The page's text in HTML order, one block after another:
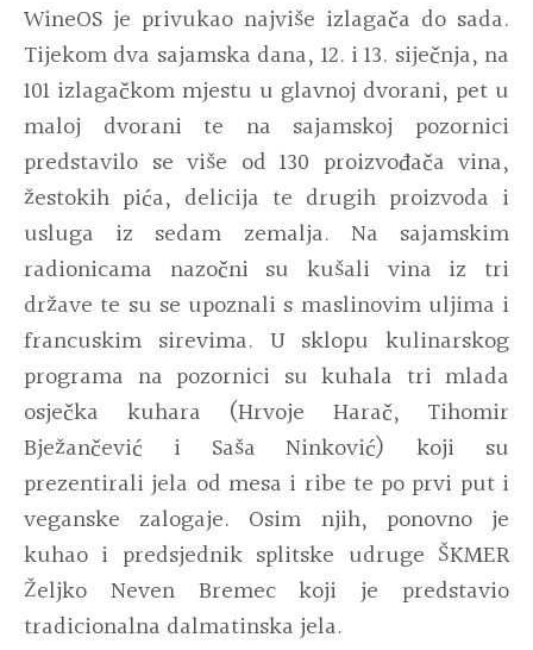
WineOS je privukao najviše izlagača do sada.
Tijekom dva sajamska dana, 12. i 13. siječnja, na
101 izlagačkom mjestu u glavnoj dvorani, pet u
maloj dvorani te na sajamskoj pozornici
predstavilo se više od 130 proizvođača vina,
žestokih pića, delicija te drugih proizvoda i
usluga iz sedam zemalja. Na sajamskim
radionicama nazočni su kušali vina iz tri
države te su se upoznali s maslinovim uljima i
francuskim sirevima. U sklopu kulinarskog
programa na pozornici su kuhala tri mlada
osječka kuhara (Hrvoje Harač, Tihomir
Bježančević i Saša Ninković) koji su
prezentirali jela od mesa i ribe te po prvi put i
veganske zalogaje. Osim njih, ponovno je
kuhao i predsjednik splitske udruge ŠKMER
Željko Neven Bremec koji je predstavio
tradicionalna dalmatinska jela.